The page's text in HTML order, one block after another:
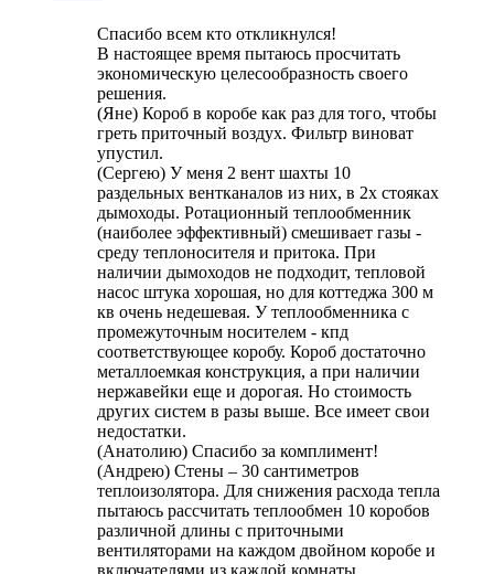
Спасибо всем кто откликнулся!
В настоящее время пытаюсь просчитать
экономическую целесообразность своего
решения.
(Яне) Короб в коробе как раз для того, чтобы
греть приточный воздух. Фильтр виноват
упустил.
(Сергею) У меня 2 вент шахты 10
раздельных вентканалов из них, в 2х стояках
дымоходы. Ротационный теплообменник
(наиболее эффективный) смешивает газы -
среду теплоносителя и притока. При
наличии дымоходов не подходит, тепловой
насос штука хорошая, но для коттеджа 300 м
кв очень недешевая. У теплообменника с
промежуточным носителем - кпд
соответствующее коробу. Короб достаточно
металлоемкая конструкция, а при наличии
нержавейки еще и дорогая. Но стоимость
других систем в разы выше. Все имеет свои
недостатки.
(Анатолию) Спасибо за комплимент!
(Андрею) Стены – 30 сантиметров
теплоизолятора. Для снижения расхода тепла
пытаюсь рассчитать теплообмен 10 коробов
различной длины с приточными
вентиляторами на каждом двойном коробе и
включателями из каждой комнаты.